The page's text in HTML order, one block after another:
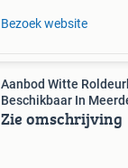
Bezoek website
Aanbod Witte
Beschikbaar In
Zie omschrijving